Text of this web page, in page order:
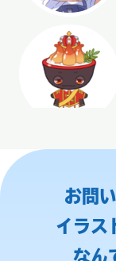
お問
イラス
なん